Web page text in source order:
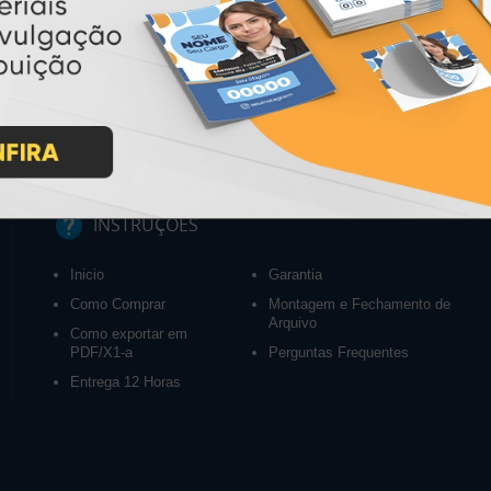
INSTRUÇÕES
Inicio
Como Comprar
Como exportar em
PDF/X1-a
Entrega 12 Horas
Garantia
Montagem e Fechamento de
Arquivo
Perguntas Frequentes